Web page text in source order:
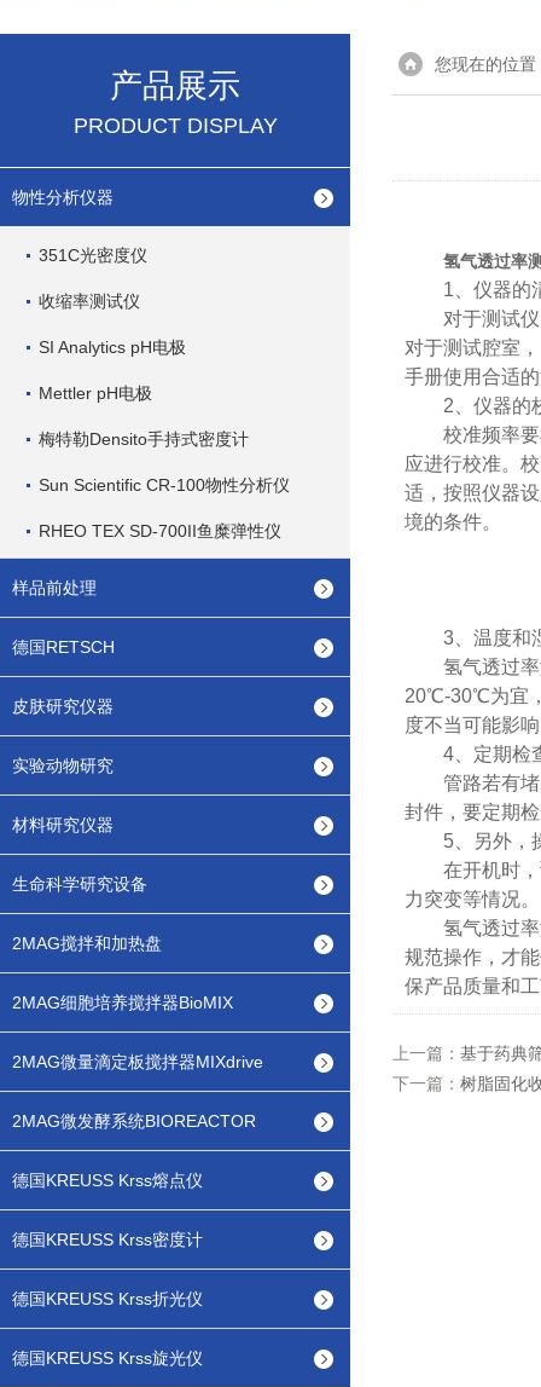
产品展示
PRODUCT DISPLAY
物性分析仪器
351C光密度仪
收缩率测试仪
SI Analytics pH电极
Mettler pH电极
梅特勒Densito手持式密度计
Sun Scientific CR-100物性分析仪
RHEO TEX SD-700II鱼糜弹性仪
样品前处理
德国RETSCH
皮肤研究仪器
实验动物研究
材料研究仪器
生命科学研究设备
2MAG搅拌和加热盘
2MAG细胞培养搅拌器BioMIX
2MAG微量滴定板搅拌器MIXdrive
2MAG微发酵系统BIOREACTOR
德国KREUSS Krss熔点仪
德国KREUSS Krss密度计
德国KREUSS Krss折光仪
德国KREUSS Krss旋光仪
您现在的位置
氢气透过率
1、仪器的清
对于测试仪的
对于测试腔室
手册使用合适
2、仪器的校
校准频率要根
应进行校准。
适，按照仪器
境的条件。
3、温度和湿
氢气透过率测
20℃-30℃为宜
度不当可能影
4、定期检查
管路若有堵塞
封件，要定期
5、另外，操
在开机时，预
力突变等情况。
氢气透过率测
规范操作，才
保产品质量和
上一篇： 基于药典
下一篇： 树脂固化